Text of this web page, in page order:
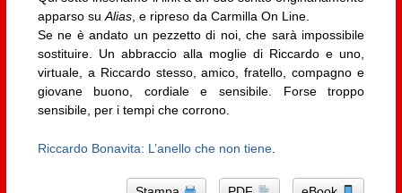
apparso su Alias, e ripreso da Carmilla On Line.
Se ne è andato un pezzetto di noi, che sarà impossibile
sostituire. Un abbraccio alla moglie di Riccardo e uno,
virtuale, a Riccardo stesso, amico, fratello, compagno e
giovane buono, cordiale e sensibile. Forse troppo
sensibile, per i tempi che corrono.
Riccardo Bonavita: L’anello che non tiene.